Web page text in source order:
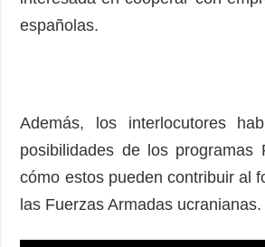
españolas.
Además, los interlocutores
posibilidades de los programas
cómo estos pueden contribuir al
las Fuerzas Armadas ucranianas.